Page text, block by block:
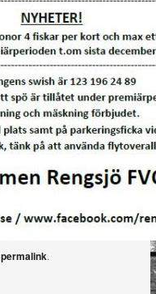
permalink.